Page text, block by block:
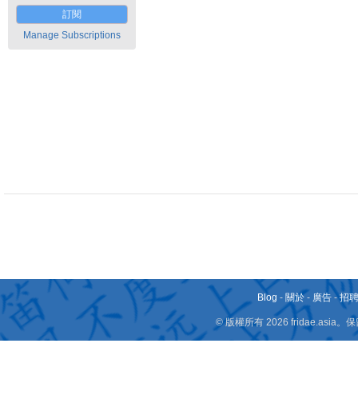
訂閱
Manage Subscriptions
Blog - 關於 - 廣告 -招
© 版權所有 2026 fridae.asia。